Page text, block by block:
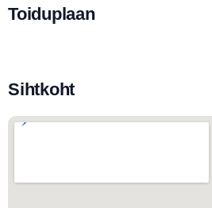
Toiduplaan
Sihtkoht